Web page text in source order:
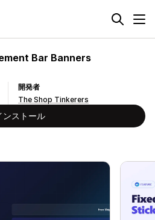
Bar Banners
開発者
The Shop Tinkerers
ンストール